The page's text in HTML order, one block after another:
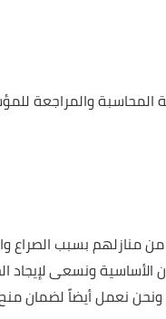
المحاسبة والمراجعة
منازلهم بسبب
الأساسية ونسعى
نعمل أيضاً لضمان